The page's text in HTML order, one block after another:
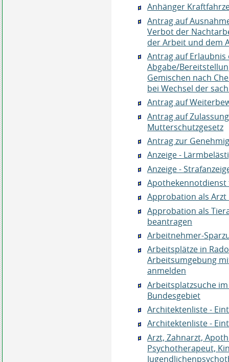
Anhänger
Antrag auf
Verbot der
der Arbeit und dem
Antrag auf Erlaubnis
Abgabe/
Gemischen nach
bei Wechsel der
Antrag auf
Antrag auf
Mutterschutzgesetz
Antrag zur
Anzeige -
Anzeige -
Apothekennotdienst
Approbation als
Approbation als
beantragen
Arbeitnehmer-
Arbeitsplätze in
Arbeitsumgebung
anmelden
Arbeitsplatzsuche
Bundesgebiet
Architektenliste -
Architektenliste -
Arzt, Zahnarzt,
Psychotherapeut,